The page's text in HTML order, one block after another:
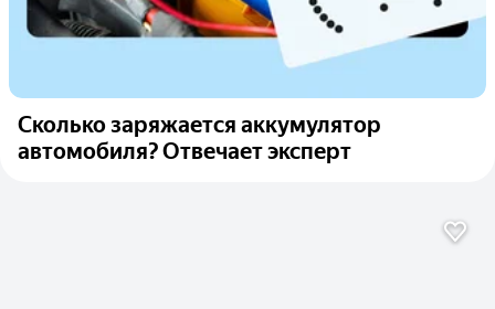
Сколько заряжается аккумулятор
автомобиля? Отвечает эксперт